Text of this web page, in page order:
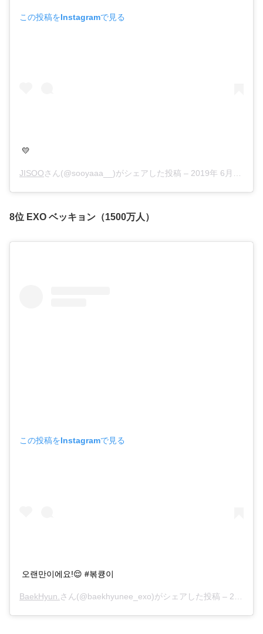
この投稿をInstagramで見る
💛
JISOOさん(@sooyaaa__)がシェアした投稿 – 2019年 6月月8日午後5時34分PDT
8位 EXO ベッキョン（1500万人）
この投稿をInstagramで見る
오랜만이에요!😌 #볶큥이
BaekHyun. さん(@baekhyunee_exo)がシェアした投稿 – 2019年 2月月13日午前7時46分PST